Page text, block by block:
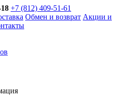
+7 (812) 409-51-61
Обмен и возврат Акции и